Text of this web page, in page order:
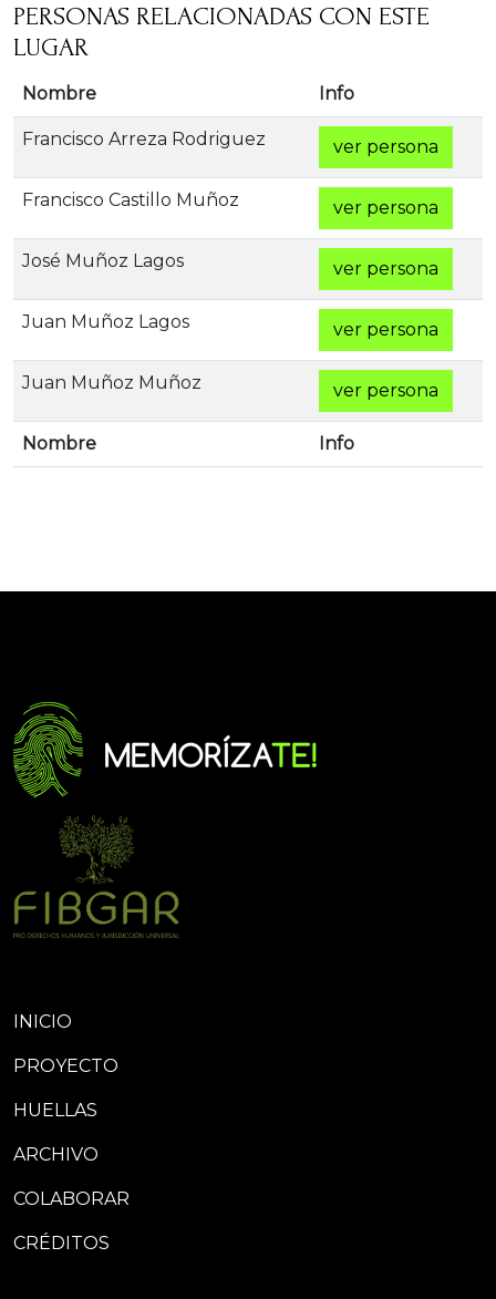
PERSONAS RELACIONADAS CON ESTE
LUGAR
Nombre Info
Francisco Arreza Rodriguez ver persona
Francisco Castillo Muñoz ver persona
José Muñoz Lagos ver persona
Juan Muñoz Lagos ver persona
Juan Muñoz Muñoz ver persona
Nombre Info
INICIO
PROYECTO
HUELLAS
ARCHIVO
COLABORAR
CRÉDITOS